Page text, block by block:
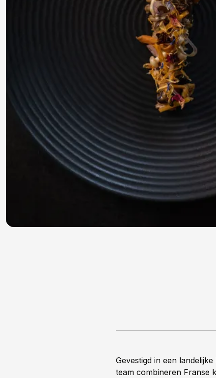
Gevestigd in een
team combineren Franse